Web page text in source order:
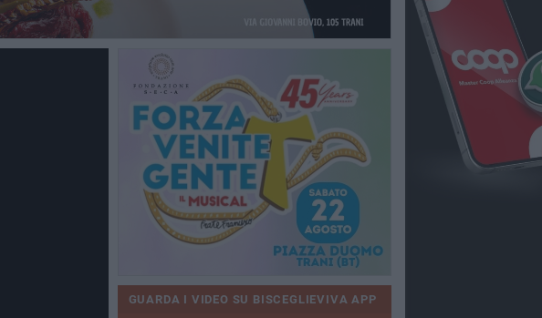
GUARDA I VIDEO SU BISCEGLIEVIVA APP